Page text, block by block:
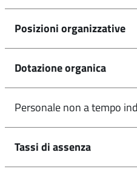
Posizioni organizzative
Dotazione organica
Personale non a tempo
Tassi di assenza